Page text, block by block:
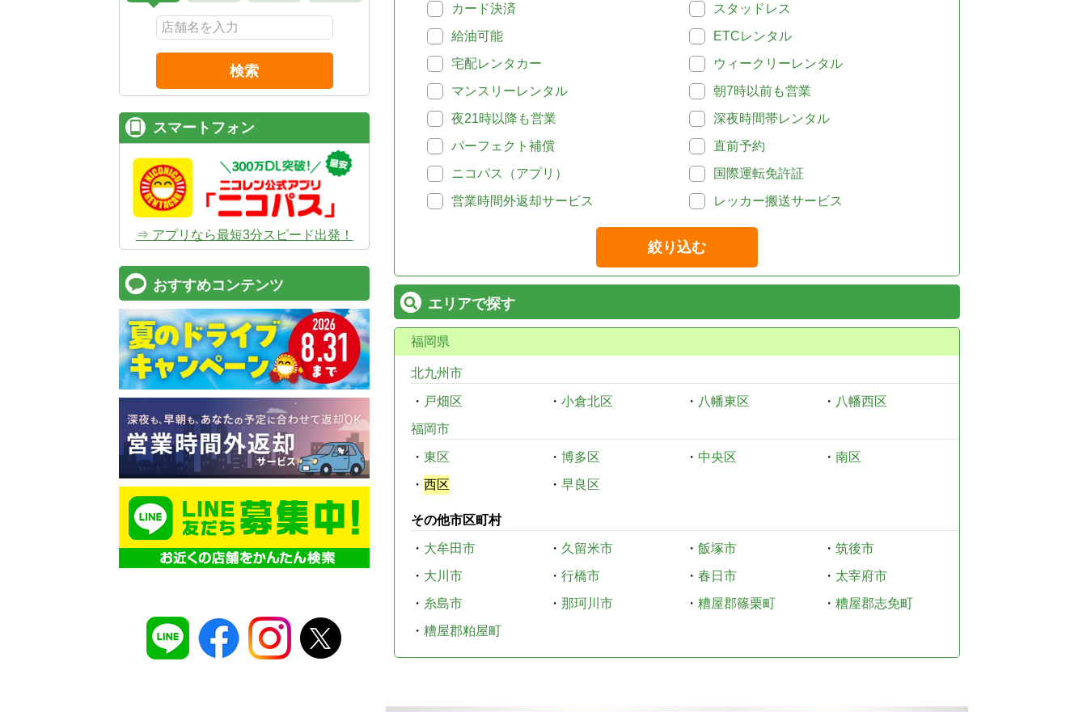
カード決済
スタッドレス
給油可能
ETCレンタル
宅配レンタカー
ウィークリーレンタル
マンスリーレンタル
朝7時以前も営業
夜21時以降も営業
深夜時間帯レンタル
パーフェクト補償
直前予約
ニコパス（アプリ）
国際運転免許証
営業時間外返却サービス
レッカー搬送サービス
絞り込む
エリアで探す
福岡県
北九州市
・ 戸畑区 ・ 小倉北区 ・ 八幡東区 ・ 八幡西区
福岡市
・ 東区 ・ 博多区 ・ 中央区 ・ 南区
・ 西区 ・ 早良区
その他市区町村
・ 大牟田市 ・ 久留米市 ・ 飯塚市 ・ 筑後市
・ 大川市 ・ 行橋市 ・ 春日市 ・ 太宰府市
・ 糸島市 ・ 那珂川市 ・ 糟屋郡篠栗町 ・ 糟屋郡志免町
・ 糟屋郡粕屋町
検索
スマートフォン
⇒ アプリなら最短3分スピード出発！
おすすめコンテンツ